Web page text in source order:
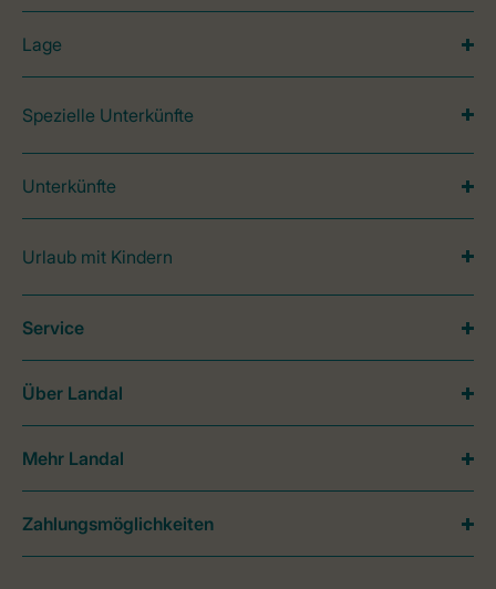
Lage
Spezielle Unterkünfte
Unterkünfte
Urlaub mit Kindern
Service
Über Landal
Mehr Landal
Zahlungsmöglichkeiten